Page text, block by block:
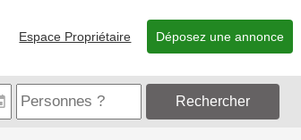
Espace Propriétaire Déposez une annonce
Rechercher